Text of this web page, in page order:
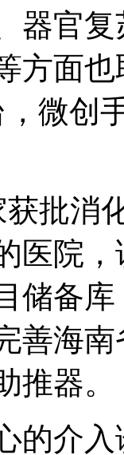
器官
方面
微创
批消
医院
储备
善海
推器。
的介